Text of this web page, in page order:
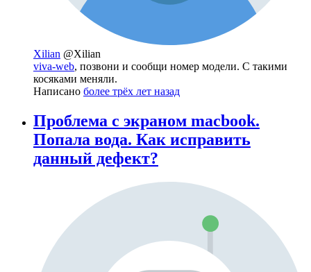
Xilian @Xilian
viva-web, позвони и сообщи номер модели. С такими
косяками меняли.
Написано более трёх лет назад
Проблема с экраном macbook.
Попала вода. Как исправить
данный дефект?